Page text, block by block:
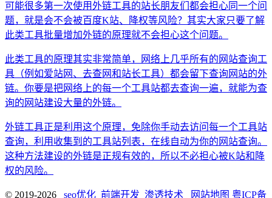
可能很多第一次使用外链工具的站长朋友们都会担心同一个问
题，就是会不会被百度K站、降权等风险？其实大家只要了解
此类工具批量增加外链的原理就不会担心这个问题。
此类工具的原理其实非常简单，网络上几乎所有的网站查询工
具（例如爱站网、去查网和站长工具）都会留下查询网站的外
链。你要是把网络上的每一个工具站都去查询一遍，就能为查
询的网站建设大量的外链。
外链工具正是利用这个原理，免除你手动去访问每一个工具站
查询，利用收集到的工具站列表，在线自动为你的网站查询。
这种方法建设的外链是正规有效的，所以不必担心被K站和降
权的风险。
© 2019-2026 seo优化_前端开发_渗透技术 网站地图 粤ICP备